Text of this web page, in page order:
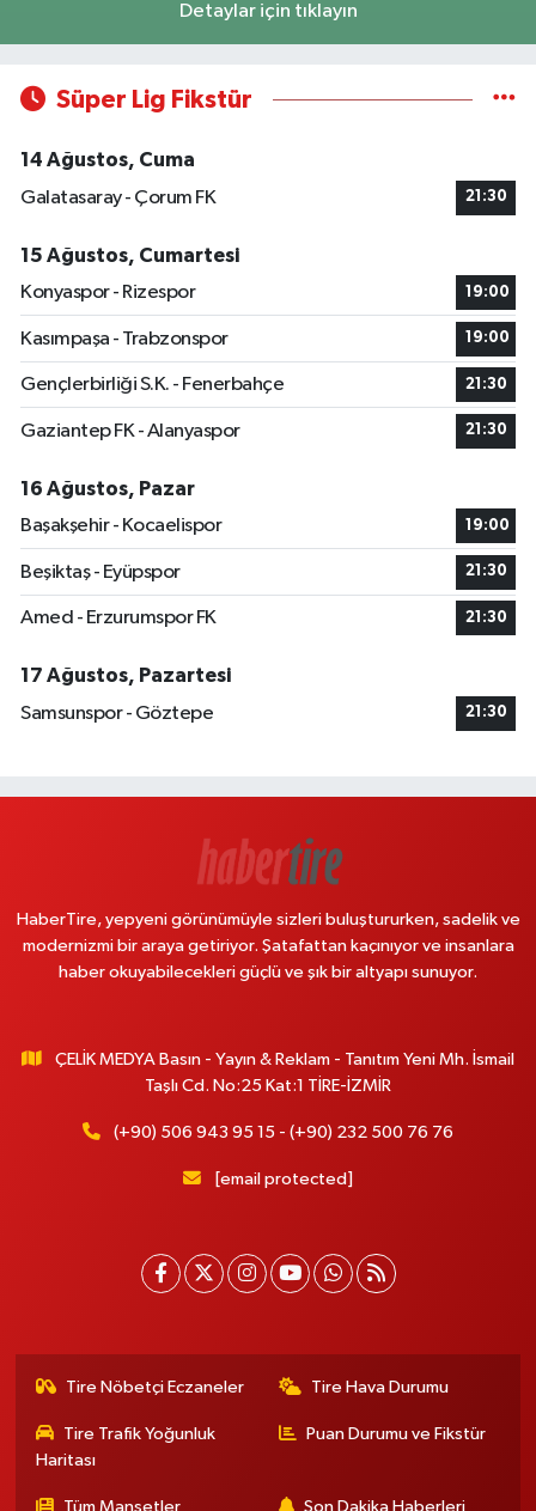
Detaylar için tıklayın
Süper Lig Fikstür
14 Ağustos, Cuma
Galatasaray - Çorum FK
21:30
15 Ağustos, Cumartesi
Konyaspor - Rizespor
19:00
Kasımpaşa - Trabzonspor 19:00
Gençlerbirliği S.K. - Fenerbahçe 21:30
Gaziantep FK - Alanyaspor 21:30
16 Ağustos, Pazar
Başakşehir - Kocaelispor
19:00
Beşiktaş - Eyüpspor 21:30
Amed - Erzurumspor FK 21:30
17 Ağustos, Pazartesi
Samsunspor - Göztepe
21:30
HaberTire, yepyeni görünümüyle sizleri buluştururken, sadelik ve
modernizmi bir araya getiriyor. Şatafattan kaçınıyor ve insanlara
haber okuyabilecekleri güçlü ve şık bir altyapı sunuyor.
ÇELİK MEDYA Basın - Yayın & Reklam - Tanıtım Yeni Mh. İsmail
Taşlı Cd. No:25 Kat:1 TİRE-İZMİR
(+90) 506 943 95 15 - (+90) 232 500 76 76
[email protected]
Tire Nöbetçi Eczaneler Tire Hava Durumu
Tire Trafik Yoğunluk
Haritası
Puan Durumu ve Fikstür
Tüm Manşetler Son Dakika Haberleri